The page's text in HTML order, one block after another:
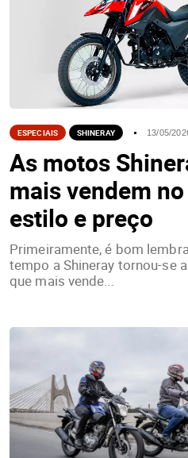
ESPECIAIS SHINERAY 13/05/
As motos
mais vendem
estilo e preço
Primeiramente, é bom
tempo a Shineray tornou-se
que mais vende...